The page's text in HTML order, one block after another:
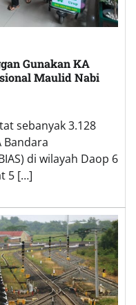
Gunakan KA
Maulid Nabi
sebanyak 3.128
Bandara
di wilayah Daop 6
5 […]